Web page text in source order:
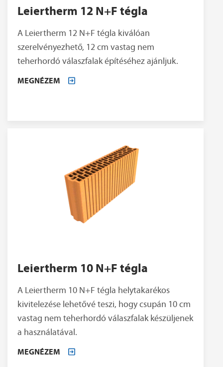
Leiertherm 12 N+F tégla
A Leiertherm 12 N+F tégla kiválóan
szerelvényezhető, 12 cm vastag nem
teherhordó válaszfalak építéséhez ajánljuk.
MEGNÉZEM
Leiertherm 10 N+F tégla
A Leiertherm 10 N+F tégla helytakarékos
kivitelezése lehetővé teszi, hogy csupán 10 cm
vastag nem teherhordó válaszfalak készüljenek
a használatával.
MEGNÉZEM